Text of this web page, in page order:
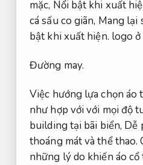
mặc, Nổi bật khi xuất
cá sấu co giãn, Mang lại
bật khi xuất hiện. logo ở
Đường may.
Việc hướng lựa chọn
như hợp với với mọi độ
building tại bãi biển, Dễ
thoáng mát và thể thao.
những lý do khiến áo